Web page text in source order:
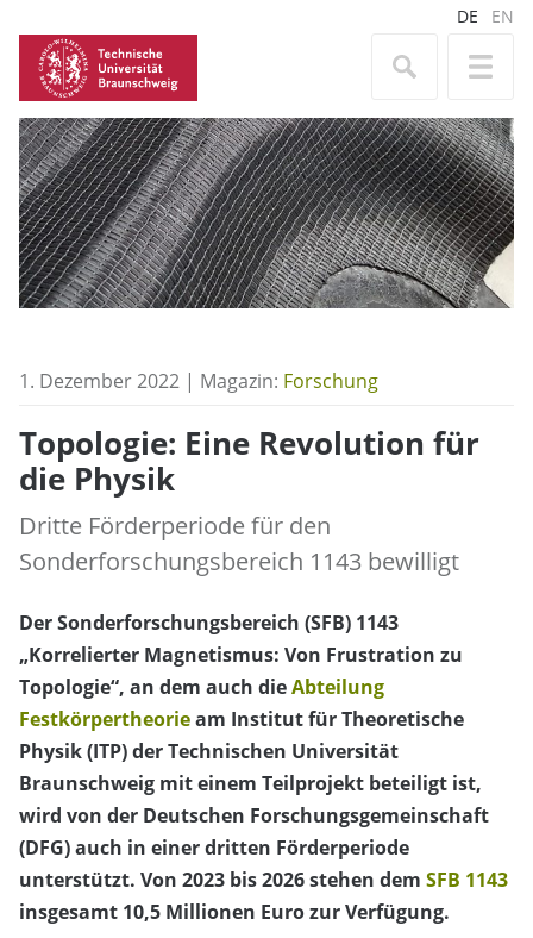
DE EN
1. Dezember 2022 | Magazin: Forschung
Topologie: Eine Revolution für
die Physik
Dritte Förderperiode für den
Sonderforschungsbereich 1143 bewilligt
Der Sonderforschungsbereich (SFB) 1143
„Korrelierter Magnetismus: Von Frustration zu
Topologie“, an dem auch dieAbteilung
Festkörpertheorieam Institut für Theoretische
Physik (ITP) der Technischen Universität
Braunschweig mit einem Teilprojekt beteiligt ist,
wird von der Deutschen Forschungsgemeinschaft
(DFG) auch in einer dritten Förderperiode
unterstützt. Von 2023 bis 2026 stehen dem SFB 1143
insgesamt 10,5 Millionen Euro zur Verfügung.